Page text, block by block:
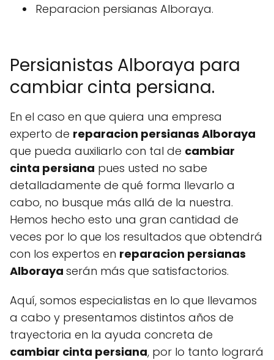
Reparacion persianas Alboraya.
Persianistas Alboraya para
cambiar cinta persiana.
En el caso en que quiera una empresa
experto de reparacion persianas Alboraya
que pueda auxiliarlo con tal de cambiar
cinta persiana pues usted no sabe
detalladamente de qué forma llevarlo a
cabo, no busque más allá de la nuestra.
Hemos hecho esto una gran cantidad de
veces por lo que los resultados que obtendrá
con los expertos en reparacion persianas
Alboraya serán más que satisfactorios.
Aquí, somos especialistas en lo que llevamos
a cabo y presentamos distintos años de
trayectoria en la ayuda concreta de
cambiar cinta persiana, por lo tanto logrará